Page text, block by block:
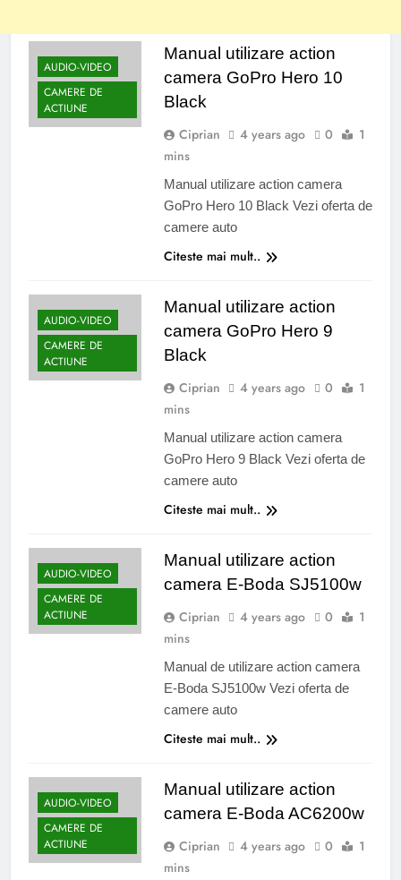
AUDIO-VIDEO
CAMERE DE
ACTIUNE
Manual utilizare action
camera GoPro Hero 10
Black
Ciprian 4 years ago 0
1
mins
Manual utilizare action camera
GoPro Hero 10 Black Vezi oferta de
camere auto
Citeste mai mult..
AUDIO-VIDEO
CAMERE DE
ACTIUNE
Manual utilizare action
camera GoPro Hero 9
Black
Ciprian 4 years ago 0
1
mins
Manual utilizare action camera
GoPro Hero 9 Black Vezi oferta de
camere auto
Citeste mai mult..
AUDIO-VIDEO
CAMERE DE
ACTIUNE
Manual utilizare action
camera E-Boda SJ5100w
Ciprian 4 years ago 0
1
mins
Manual de utilizare action camera
E-Boda SJ5100w Vezi oferta de
camere auto
Citeste mai mult..
AUDIO-VIDEO
CAMERE DE
ACTIUNE
Manual utilizare action
camera E-Boda AC6200w
Ciprian 4 years ago 0
1
mins